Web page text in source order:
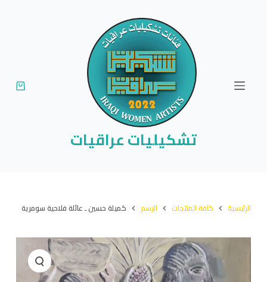
تشكيليات عراقيات
الرئيسية كافة المنتجات الرسم كميلة حسين ـ عائلة فلاحية سومرية